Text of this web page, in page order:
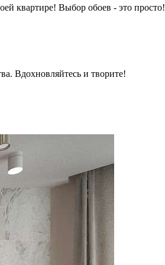
квартире! Выбор обоев - это просто!
Вдохновляйтесь и творите!